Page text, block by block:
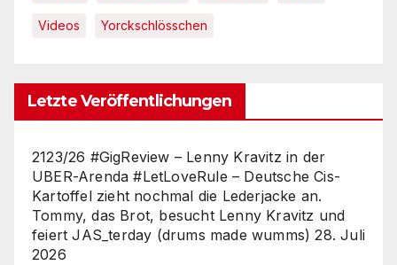
Videos Yorckschlösschen
Letzte Veröffentlichungen
2123/26 #GigReview – Lenny Kravitz in der
UBER-Arenda #LetLoveRule – Deutsche Cis-
Kartoffel zieht nochmal die Lederjacke an.
Tommy, das Brot, besucht Lenny Kravitz und
feiert JAS_terday (drums made wumms) 28. Juli
2026